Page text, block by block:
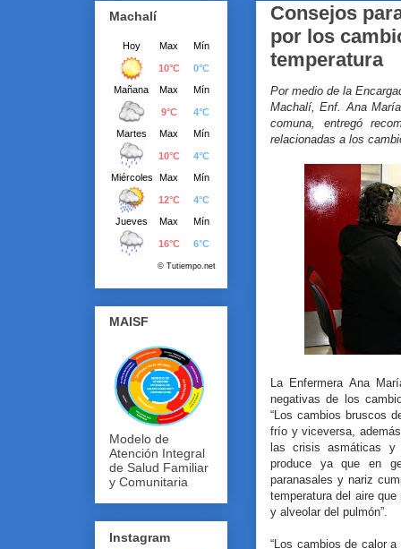
Consejos
por los
temperatura
Por medio de la
Machalí, Enf. Ana
comuna, entregó
relacionadas a los
La Enfermera Ana
negativas de los
“Los cambios bruscos
frío y viceversa,
las crisis asmáticas y
produce ya que en
paranasales y nariz
temperatura del aire
y alveolar del pulmón”.
“Los cambios de calor
Machalí
MAISF
Modelo de
Atención Integral
de Salud Familiar
y Comunitaria
Instagram